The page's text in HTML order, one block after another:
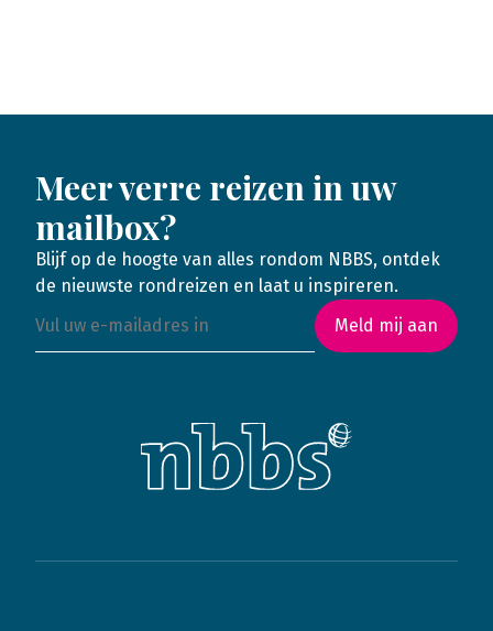
Meer verre reizen in uw
mailbox?
Blijf op de hoogte van alles rondom NBBS, ontdek
de nieuwste rondreizen en laat u inspireren.
Meld mij aan